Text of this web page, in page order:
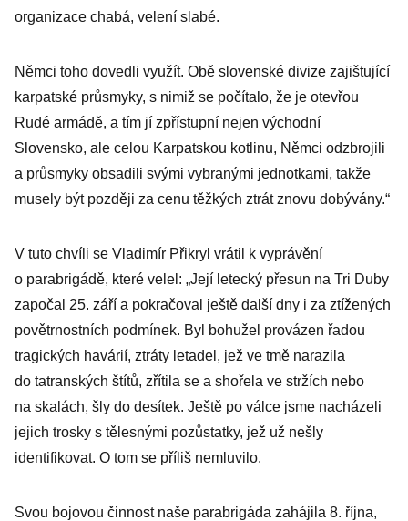
organizace chabá, velení slabé.
Němci toho dovedli využít. Obě slovenské divize zajištující
karpatské průsmyky, s nimiž se počítalo, že je otevřou
Rudé armádě, a tím jí zpřístupní nejen východní
Slovensko, ale celou Karpatskou kotlinu, Němci odzbrojili
a průsmyky obsadili svými vybranými jednotkami, takže
musely být později za cenu těžkých ztrát znovu dobývány.“
V tuto chvíli se Vladimír Přikryl vrátil k vyprávění
o parabrigádě, které velel: „Její letecký přesun na Tri Duby
započal 25. září a pokračoval ještě další dny i za ztížených
povětrnostních podmínek. Byl bohužel provázen řadou
tragických havárií, ztráty letadel, jež ve tmě narazila
do tatranských štítů, zřítila se a shořela ve stržích nebo
na skalách, šly do desítek. Ještě po válce jsme nacházeli
jejich trosky s tělesnými pozůstatky, jež už nešly
identifikovat. O tom se příliš nemluvilo.
Svou bojovou činnost naše parabrigáda zahájila 8. října,